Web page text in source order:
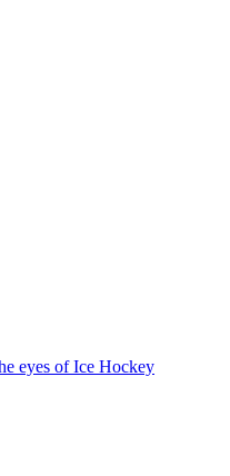
eyes of Ice Hockey